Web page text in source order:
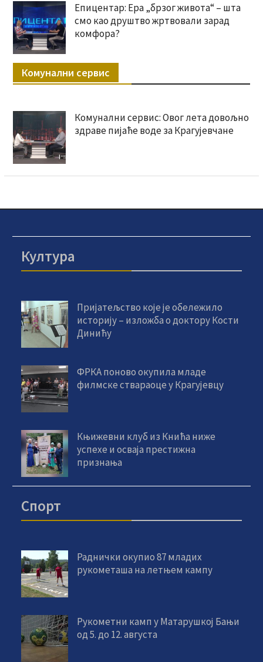
Епицентар: Ера „брзог живота“ – шта
смо као друштво жртвовали зарад
комфора?
Комунални сервис
Комунални сервис: Овог лета довољно
здраве пијаће воде за Крагујевчане
Култура
Пријатељство које је обележило
историју – изложба о доктору Кости
Динићу
ФРКА поново окупила младе
филмске ствараоце у Крагујевцу
Књижевни клуб из Кнића ниже
успехе и осваја престижна
признања
Спорт
Раднички окупио 87 младих
рукометаша на летњем кампу
Рукометни камп у Матарушкој Бањи
од 5. до 12. августа